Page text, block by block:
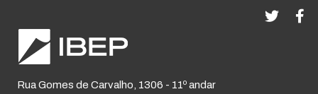
Rua Gomes de Carvalho, 1306 - 11º andar